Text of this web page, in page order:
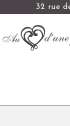
32 rue